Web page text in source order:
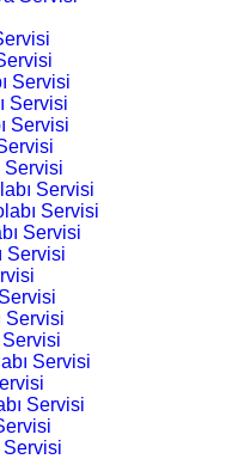
Servisi
Servisi
Servisi
Servisi
Servisi
Servisi
Servisi
Servisi
Servisi
Servisi
Servisi
Servisi